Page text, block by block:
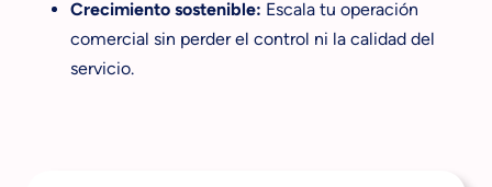
Crecimiento sostenible: Escala tu operación
comercial sin perder el control ni la calidad del
servicio.